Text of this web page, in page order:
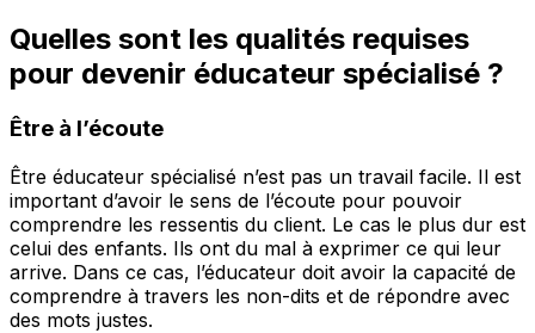
Quelles sont les qualités requises
pour devenir éducateur spécialisé ?
Être à l’écoute
Être éducateur spécialisé n’est pas un travail facile. Il est
important d’avoir le sens de l’écoute pour pouvoir
comprendre les ressentis du client. Le cas le plus dur est
celui des enfants. Ils ont du mal à exprimer ce qui leur
arrive. Dans ce cas, l’éducateur doit avoir la capacité de
comprendre à travers les non-dits et de répondre avec
des mots justes.